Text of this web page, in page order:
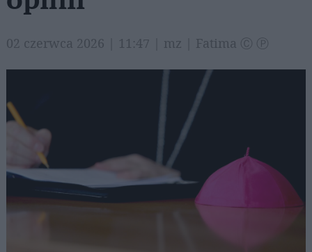
02 czerwca 2026 | 11:47 | mz | Fatima Ⓒ Ⓟ